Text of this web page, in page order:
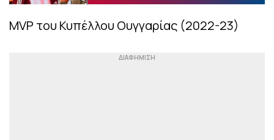
MVP του Κυπέλλου Ουγγαρίας (2022-23)